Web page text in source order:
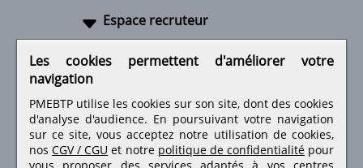
Espace recruteur
Les cookies permettent d'améliorer votre
navigation
PMEBTP utilise les cookies sur son site, dont des cookies
d'analyse d'audience. En poursuivant votre navigation
sur ce site, vous acceptez notre utilisation de cookies,
nos CGV / CGU et notre politique de confidentialité pour